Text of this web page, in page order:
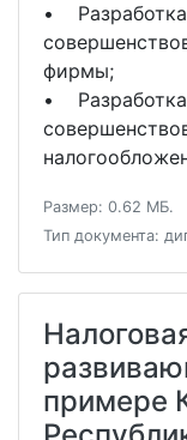
•
фирмы;
•
Размер: 0.62 МБ.
Тип документа:
примере